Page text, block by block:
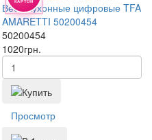
Весы кухонные цифровые TFA
AMARETTI 50200454
50200454
1020грн.
Просмотр